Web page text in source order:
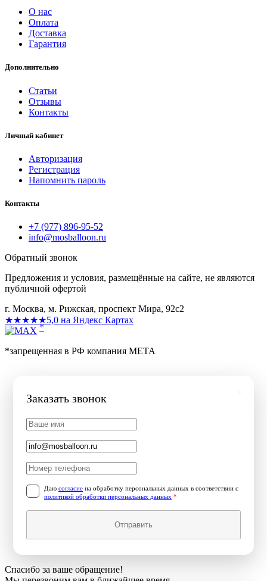
О нас
Оплата
Доставка
Гарантия
Дополнительно
Статьи
Отзывы
Контакты
Личный кабинет
Авторизация
Регистрация
Напомнить пароль
Контакты
+7 (977) 896-95-52
info@mosballoon.ru
Обратный звонок
Предложения и условия, размещённые на сайте, не являются
публичной офертой
г. Москва, м. Рижская, проспект Мира, 92с2
★★★★★5,0 на Яндекс Картах
*
*запрещенная в РФ компания МЕТА
Заказать звонок
Даю согласие на обработку персональных данных в соответствии с
политикой обработки персональных данных *
Отправить
Спасибо за ваше обращение!